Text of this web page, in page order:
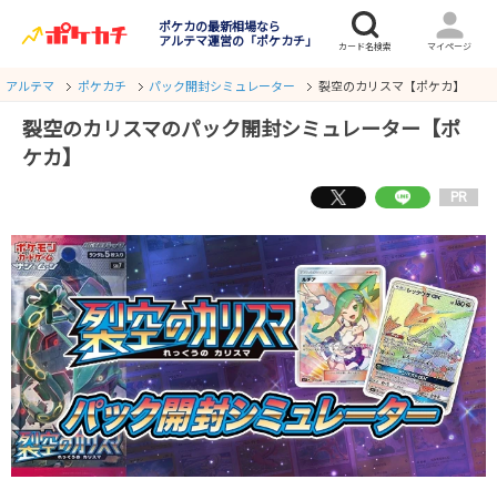
ポケカの最新相場なら
アルテマ運営の「ポケカチ」
アルテマ ポケカチ パック開封シミュレーター 裂空のカリスマ【ポケカ】
裂空のカリスマのパック開封シミュレーター【ポ
ケカ】
PR